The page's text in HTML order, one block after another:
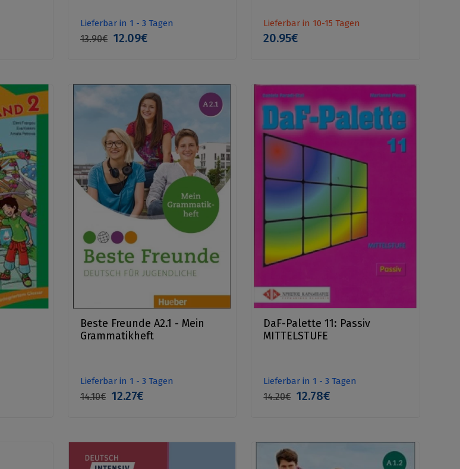
Lieferbar in 1 - 3 Tagen
13.90€ 12.09€
Lieferbar in 10-15 Tagen
20.95€
Beste Freunde A2.1 - Mein
Grammatikheft
Lieferbar in 1 - 3 Tagen
14.10€ 12.27€
DaF-Palette 11: Passiv
MITTELSTUFE
Lieferbar in 1 - 3 Tagen
14.20€ 12.78€